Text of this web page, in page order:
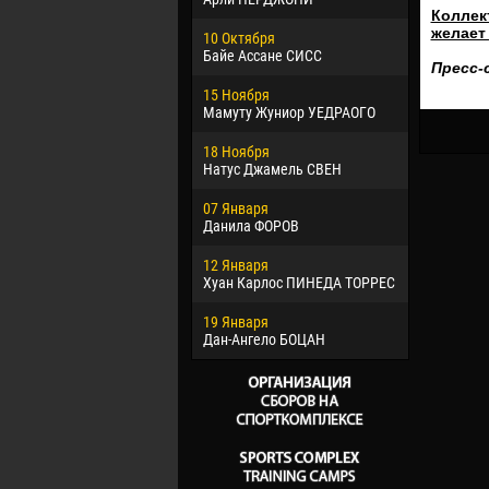
10 Октября
Байе Ассане СИСС
15 Ноября
Мамуту Жуниор УЕДРАОГО
18 Ноября
Натус Джамель СВЕН
07 Января
Данила ФОРОВ
12 Января
Хуан Карлос ПИНЕДА ТОРРЕС
19 Января
Дан-Ангело БОЦАН
02 Марта
09 Марта